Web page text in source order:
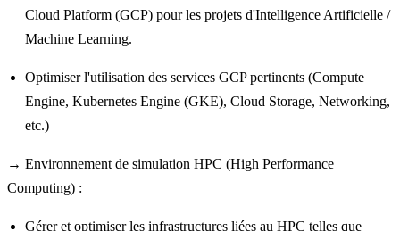
Cloud Platform (GCP) pour les projets d'Intelligence Artificielle /
Machine Learning.
Optimiser l'utilisation des services GCP pertinents (Compute
Engine, Kubernetes Engine (GKE), Cloud Storage, Networking,
etc.)
→ Environnement de simulation HPC (High Performance
Computing) :
Gérer et optimiser les infrastructures liées au HPC telles que